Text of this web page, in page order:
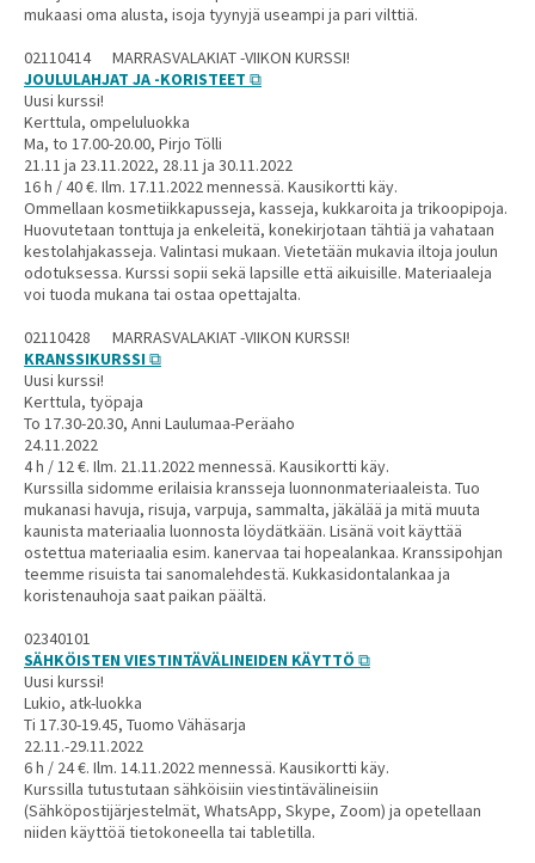
mukaasi oma alusta, isoja tyynyjä useampi ja pari vilttiä.
02110414 MARRASVALAKIAT -VIIKON KURSSI!
JOULULAHJAT JA -KORISTEET
Uusi kurssi!
Kerttula, ompeluluokka
Ma, to 17.00-20.00, Pirjo Tölli
21.11 ja 23.11.2022, 28.11 ja 30.11.2022
16 h / 40 €. Ilm. 17.11.2022 mennessä. Kausikortti käy.
Ommellaan kosmetiikkapusseja, kasseja, kukkaroita ja trikoopipoja.
Huovutetaan tonttuja ja enkeleitä, konekirjotaan tähtiä ja vahataan
kestolahjakasseja. Valintasi mukaan. Vietetään mukavia iltoja joulun
odotuksessa. Kurssi sopii sekä lapsille että aikuisille. Materiaaleja
voi tuoda mukana tai ostaa opettajalta.
02110428 MARRASVALAKIAT -VIIKON KURSSI!
KRANSSIKURSSI
Uusi kurssi!
Kerttula, työpaja
To 17.30-20.30, Anni Laulumaa-Peräaho
24.11.2022
4 h / 12 €. Ilm. 21.11.2022 mennessä. Kausikortti käy.
Kurssilla sidomme erilaisia kransseja luonnonmateriaaleista. Tuo
mukanasi havuja, risuja, varpuja, sammalta, jäkälää ja mitä muuta
kaunista materiaalia luonnosta löydätkään. Lisänä voit käyttää
ostettua materiaalia esim. kanervaa tai hopealankaa. Kranssipohjan
teemme risuista tai sanomalehdestä. Kukkasidontalankaa ja
koristenauhoja saat paikan päältä.
02340101
SÄHKÖISTEN VIESTINTÄVÄLINEIDEN KÄYTTÖ
Uusi kurssi!
Lukio, atk-luokka
Ti 17.30-19.45, Tuomo Vähäsarja
22.11.-29.11.2022
6 h / 24 €. Ilm. 14.11.2022 mennessä. Kausikortti käy.
Kurssilla tutustutaan sähköisiin viestintävälineisiin
(Sähköpostijärjestelmät, WhatsApp, Skype, Zoom) ja opetellaan
niiden käyttöä tietokoneella tai tabletilla.